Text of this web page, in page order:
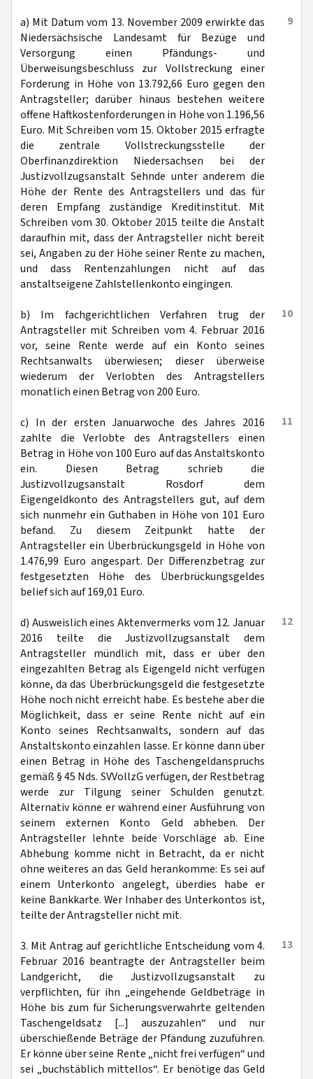
9
a) Mit Datum vom 13. November 2009 erwirkte das
Niedersächsische Landesamt für Bezüge und
Versorgung einen Pfändungs- und
Überweisungsbeschluss zur Vollstreckung einer
Forderung in Höhe von 13.792,66 Euro gegen den
Antragsteller; darüber hinaus bestehen weitere
offene Haftkostenforderungen in Höhe von 1.196,56
Euro. Mit Schreiben vom 15. Oktober 2015 erfragte
die zentrale Vollstreckungsstelle der
Oberfinanzdirektion Niedersachsen bei der
Justizvollzugsanstalt Sehnde unter anderem die
Höhe der Rente des Antragstellers und das für
deren Empfang zuständige Kreditinstitut. Mit
Schreiben vom 30. Oktober 2015 teilte die Anstalt
daraufhin mit, dass der Antragsteller nicht bereit
sei, Angaben zu der Höhe seiner Rente zu machen,
und dass Rentenzahlungen nicht auf das
anstaltseigene Zahlstellenkonto eingingen.
10
b) Im fachgerichtlichen Verfahren trug der
Antragsteller mit Schreiben vom 4. Februar 2016
vor, seine Rente werde auf ein Konto seines
Rechtsanwalts überwiesen; dieser überweise
wiederum der Verlobten des Antragstellers
monatlich einen Betrag von 200 Euro.
11
c) In der ersten Januarwoche des Jahres 2016
zahlte die Verlobte des Antragstellers einen
Betrag in Höhe von 100 Euro auf das Anstaltskonto
ein. Diesen Betrag schrieb die
Justizvollzugsanstalt Rosdorf dem
Eigengeldkonto des Antragstellers gut, auf dem
sich nunmehr ein Guthaben in Höhe von 101 Euro
befand. Zu diesem Zeitpunkt hatte der
Antragsteller ein Überbrückungsgeld in Höhe von
1.476,99 Euro angespart. Der Differenzbetrag zur
festgesetzten Höhe des Überbrückungsgeldes
belief sich auf 169,01 Euro.
12
d) Ausweislich eines Aktenvermerks vom 12. Januar
2016 teilte die Justizvollzugsanstalt dem
Antragsteller mündlich mit, dass er über den
eingezahlten Betrag als Eigengeld nicht verfügen
könne, da das Überbrückungsgeld die festgesetzte
Höhe noch nicht erreicht habe. Es bestehe aber die
Möglichkeit, dass er seine Rente nicht auf ein
Konto seines Rechtsanwalts, sondern auf das
Anstaltskonto einzahlen lasse. Er könne dann über
einen Betrag in Höhe des Taschengeldanspruchs
gemäß § 45 Nds. SVVollzG verfügen, der Restbetrag
werde zur Tilgung seiner Schulden genutzt.
Alternativ könne er während einer Ausführung von
seinem externen Konto Geld abheben. Der
Antragsteller lehnte beide Vorschläge ab. Eine
Abhebung komme nicht in Betracht, da er nicht
ohne weiteres an das Geld herankomme: Es sei auf
einem Unterkonto angelegt, überdies habe er
keine Bankkarte. Wer Inhaber des Unterkontos ist,
teilte der Antragsteller nicht mit.
13
3. Mit Antrag auf gerichtliche Entscheidung vom 4.
Februar 2016 beantragte der Antragsteller beim
Landgericht, die Justizvollzugsanstalt zu
verpflichten, für ihn „eingehende Geldbeträge in
Höhe bis zum für Sicherungsverwahrte geltenden
Taschengeldsatz [...] auszuzahlen“ und nur
überschießende Beträge der Pfändung zuzuführen.
Er könne über seine Rente „nicht frei verfügen“ und
sei „buchstäblich mittellos“. Er benötige das Geld